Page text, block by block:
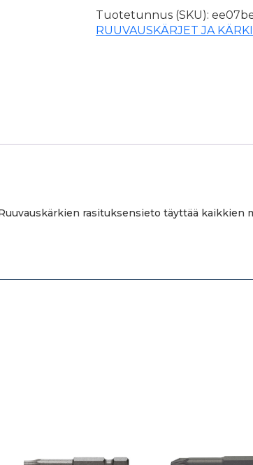
Tuotetunnus (SKU):
RUUVAUSKÄRJET JA
rasituksensieto täyttää kaikkien